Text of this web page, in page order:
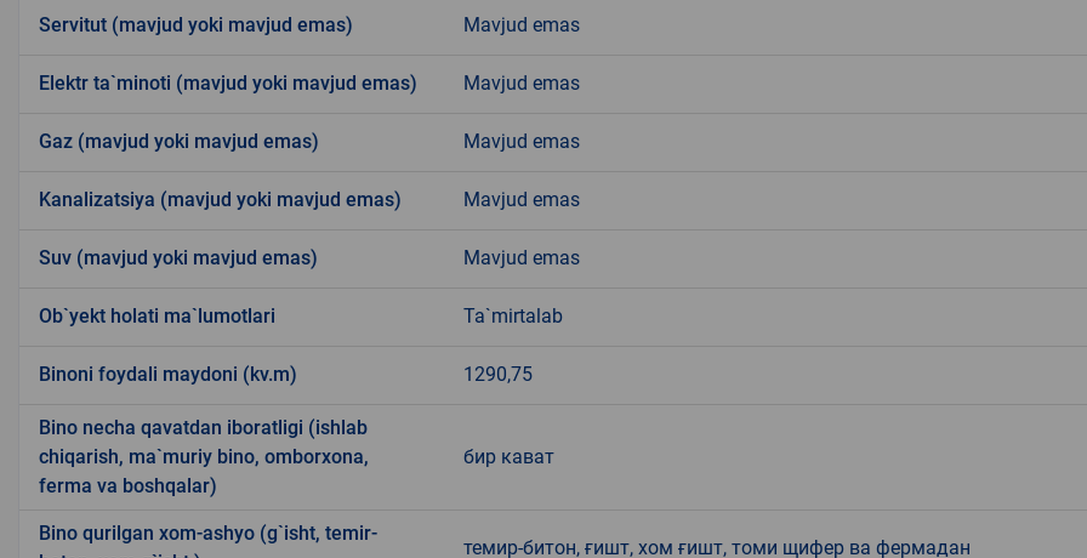
Servitut (mavjud yoki mavjud emas) Mavjud emas
Elektr ta`minoti (mavjud yoki mavjud emas) Mavjud emas
Gaz (mavjud yoki mavjud emas) Mavjud emas
Kanalizatsiya (mavjud yoki mavjud emas) Mavjud emas
Suv (mavjud yoki mavjud emas) Mavjud emas
Ob`yekt holati ma`lumotlari Ta`mirtalab
Binoni foydali maydoni (kv.m) 1290,75
Bino necha qavatdan iboratligi (ishlab
chiqarish, ma`muriy bino, omborxona,
ferma va boshqalar)
бир кават
Bino qurilgan xom-ashyo (g`isht, temir-
темир-битон, ғишт, хом ғишт, томи щифер ва фермадан